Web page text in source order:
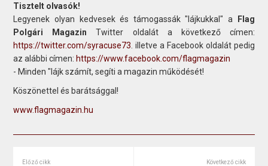
Tisztelt olvasók!
Legyenek olyan kedvesek és támogassák "lájkukkal" a
Flag
Polgári Magazin Twitter oldalát a következő címen:
https://twitter.com/syracuse73 . illetve a Facebook oldalát pedig
az alábbi címen: https://www.facebook.com/flagmagazin
- Minden "lájk számít, segíti a magazin működését!
Köszönettel és barátsággal!
www.flagmagazin.hu
Előző cikk Következő cikk